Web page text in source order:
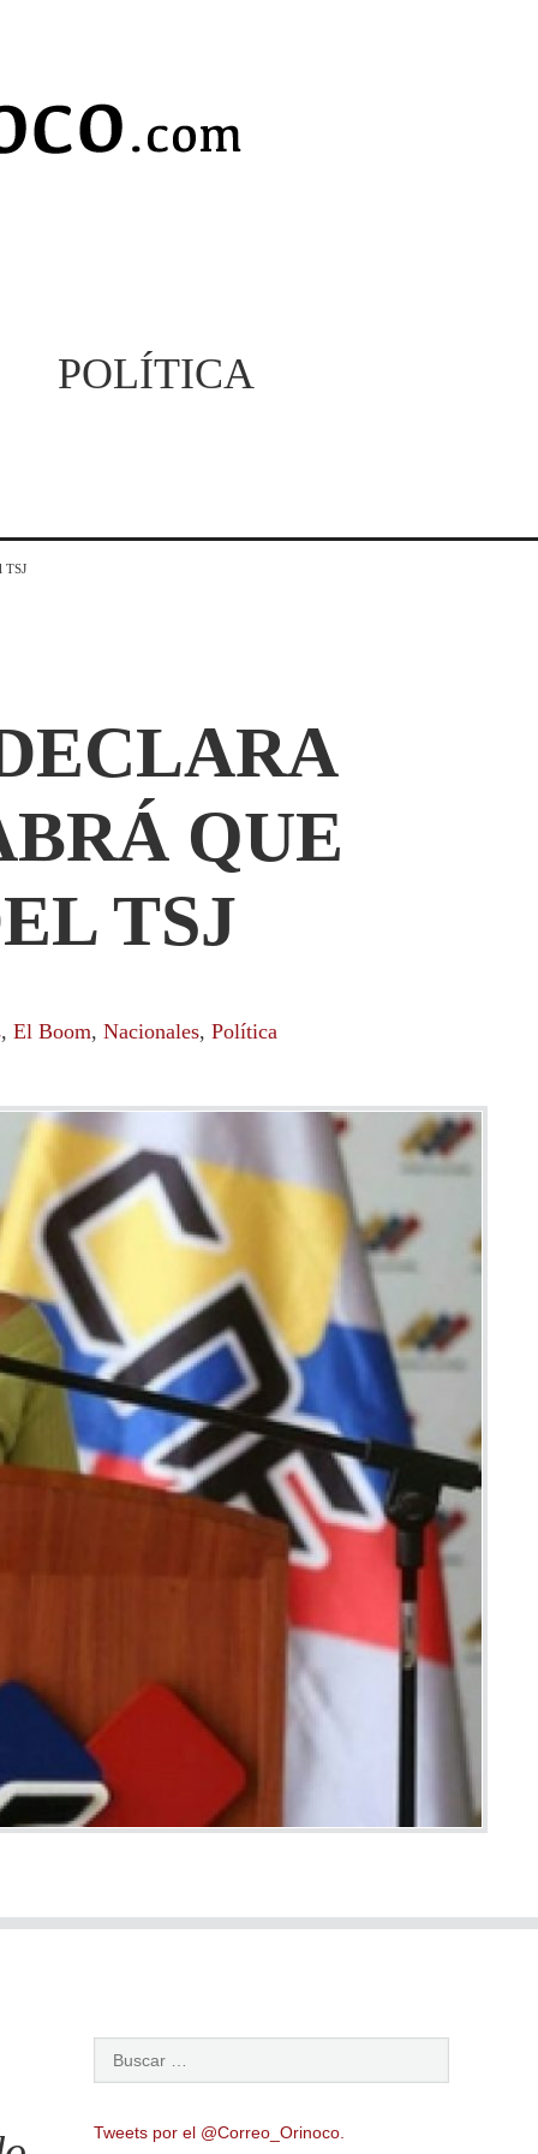
POLÍTICA
TSJ
QUE
TSJ
, El Boom, Nacionales, Política
Tweets por el @Correo_Orinoco.